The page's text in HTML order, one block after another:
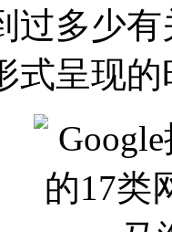
过多少
式呈现